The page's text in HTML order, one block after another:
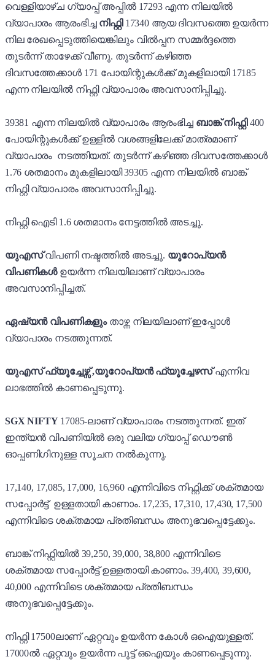
വെള്ളിയാഴ്ച ഗ്യാപ്പ് അപ്പിൽ 17293 എന്ന നിലയിൽ
വ്യാപാരം ആരംഭിച്ച നിഫ്റ്റി 17340 ആയ ദിവസത്തെ ഉയർന്ന
നില രേഖപ്പെടുത്തിയെങ്കിലും വിൽപ്പന സമ്മർദ്ദത്തെ
തുടർന്ന് താഴേക്ക് വീണു. തുടർന്ന് കഴിഞ്ഞ
ദിവസത്തേക്കാൾ 171 പോയിന്റുകൾക്ക് മുകളിലായി 17185
എന്ന നിലയിൽ നിഫ്റ്റി വ്യാപാരം അവസാനിപ്പിച്ചു.
39381 എന്ന നിലയിൽ വ്യാപാരം ആരംഭിച്ച ബാങ്ക് നിഫ്റ്റി 400
പോയിന്റുകൾക്ക് ഉള്ളിൽ വശങ്ങളിലേക്ക് മാത്രമാണ്
വ്യാപാരം നടത്തിയത്. തുടർന്ന് കഴിഞ്ഞ ദിവസത്തേക്കാൾ
1.76 ശതമാനം മുകളിലായി 39305 എന്ന നിലയിൽ ബാങ്ക്
നിഫ്റ്റി വ്യാപാരം അവസാനിപ്പിച്ചു.
നിഫ്റ്റി ഐടി 1.6 ശതമാനം നേട്ടത്തിൽ അടച്ചു.
യുഎസ്വിപണി നഷ്ടത്തിൽ അടച്ചു. യൂറോപ്യൻ
വിപണികൾ ഉയർന്ന നിലയിലാണ് വ്യാപാരം
അവസാനിപ്പിച്ചത്.
ഏഷ്യൻ വിപണികളും താഴ്ന്ന നിലയിലാണ് ഇപ്പോൾ
വ്യാപാരം നടത്തുന്നത്.
യുഎസ് ഫ്യൂച്ചേഴ്സ് ,യൂറോപ്യൻ ഫ്യൂച്ചേഴസ്എന്നിവ
ലാഭത്തിൽ കാണപ്പെടുന്നു.
SGX NIFTY17085-ലാണ് വ്യാപാരം നടത്തുന്നത്. ഇത്
ഇന്ത്യൻ വിപണിയിൽ ഒരു വലിയ ഗ്യാപ്പ് ഡൌൺ
ഓപ്പണിഗിനുള്ള സൂചന നൽകുന്നു.
17,140, 17,085, 17,000, 16,960 എന്നിവിടെ നിഫ്റ്റിക്ക് ശക്തമായ
സപ്പോർട്ട് ഉള്ളതായി കാണാം. 17,235, 17,310, 17,430, 17,500
എന്നിവിടെ ശക്തമായ പ്രതിബന്ധം അനുഭവപ്പെട്ടേക്കും.
ബാങ്ക് നിഫ്റ്റിയിൽ 39,250, 39,000, 38,800 എന്നിവിടെ
ശക്തമായ സപ്പോർട്ട് ഉള്ളതായി കാണാം. 39,400, 39,600,
40,000 എന്നിവിടെ ശക്തമായ പ്രതിബന്ധം
അനുഭവപ്പെട്ടേക്കും.
നിഫ്റ്റി 17500ലാണ് ഏറ്റവും ഉയർന്ന കോൾ ഒഐയുള്ളത്.
17000ൽ ഏറ്റവും ഉയർന്ന പുട്ട് ഒഐയും കാണപ്പെടുന്നു.